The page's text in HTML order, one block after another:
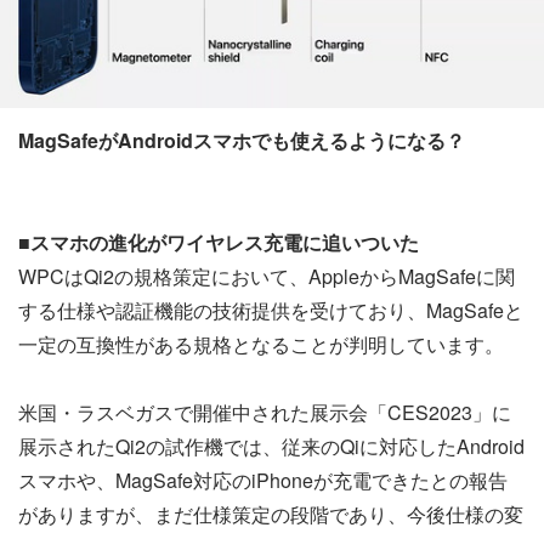
MagSafeがAndroidスマホでも使えるようになる？
■スマホの進化がワイヤレス充電に追いついた
WPCはQi2の規格策定において、AppleからMagSafeに関
する仕様や認証機能の技術提供を受けており、MagSafeと
一定の互換性がある規格となることが判明しています。
米国・ラスベガスで開催中された展示会「CES2023」に
展示されたQi2の試作機では、従来のQiに対応したAndroid
スマホや、MagSafe対応のiPhoneが充電できたとの報告
がありますが、まだ仕様策定の段階であり、今後仕様の変